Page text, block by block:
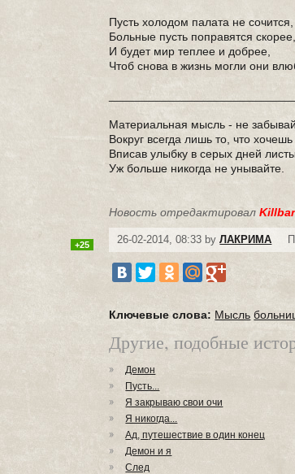
Пусть холодом палата не сочится,
Больные пусть поправятся скорее,
И будет мир теплее и добрее,
Чтоб снова в жизнь могли они
Материальная мысль - не
Вокруг всегда лишь то, что хочешь
Вписав улыбку в серых дней
Уж больше никогда не унывайте.
Новость отредактировал
26-02-2014, 08:33 byЛАКРИМА
+25
Ключевые слова: Мысль
Другие, подобные
Демон
Пусть...
Я закрываю свои очи
Я никогда...
Ад, путешествие в один конец
Демон и я
След